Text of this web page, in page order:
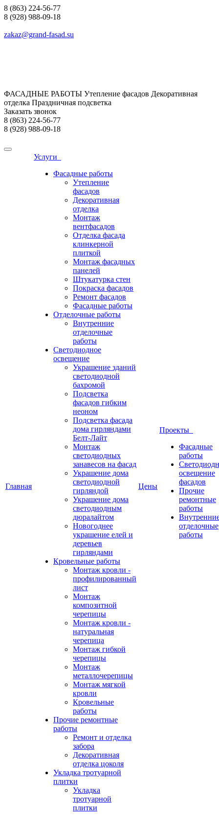
8 (863) 224-56-77
8 (928) 988-09-18
zakaz@grand-fasad.su
ФАСАДНЫЕ РАБОТЫ Утепление фасадов Декоративная
отделка Праздничная подсветка
Заказать звонок
8 (863) 224-56-77
8 (928) 988-09-18
Главная
Услуги
Фасадные работы
Утепление
фасадов
Декоративная
отделка
Монтаж
вентфасадов
Отделка фасада
клинкерной
плиткой
Монтаж фасадных
панелей
Штукатурка стен
Покраска фасадов
Ремонт фасадов
Фасадные работы
Отделочные работы
Внутренние
отделочные
работы
Светодиодное
освещение
Украшение зданий
светодиодной
бахромой
Подсветка
фасадов гибким
неоном
Подсветка фасада
дома гирляндами
Белт-Лайт
Монтаж
светодиодных
занавесов на фасад
Украшение дома
светодиодной
гирляндой
Украшение дома
светодиодным
дюралайтом
Новогоднее
украшение елей и
деревьев
гирляндами
Кровельные работы
Монтаж кровли -
профилированный
лист
Монтаж
композитной
черепицы
Монтаж кровли -
натуральная
черепица
Монтаж гибкой
черепицы
Монтаж
металлочерепицы
Монтаж мягкой
кровли
Кровельные
работы
Прочие ремонтные
работы
Ремонт и отделка
забора
Декоративная
отделка цоколя
Укладка тротуарной
плитки
Укладка
тротуарной
плитки
Цены
Проекты
Фасадные
работы
освещение
фасадов
Прочие
ремонтные
работы
отделочные
работы